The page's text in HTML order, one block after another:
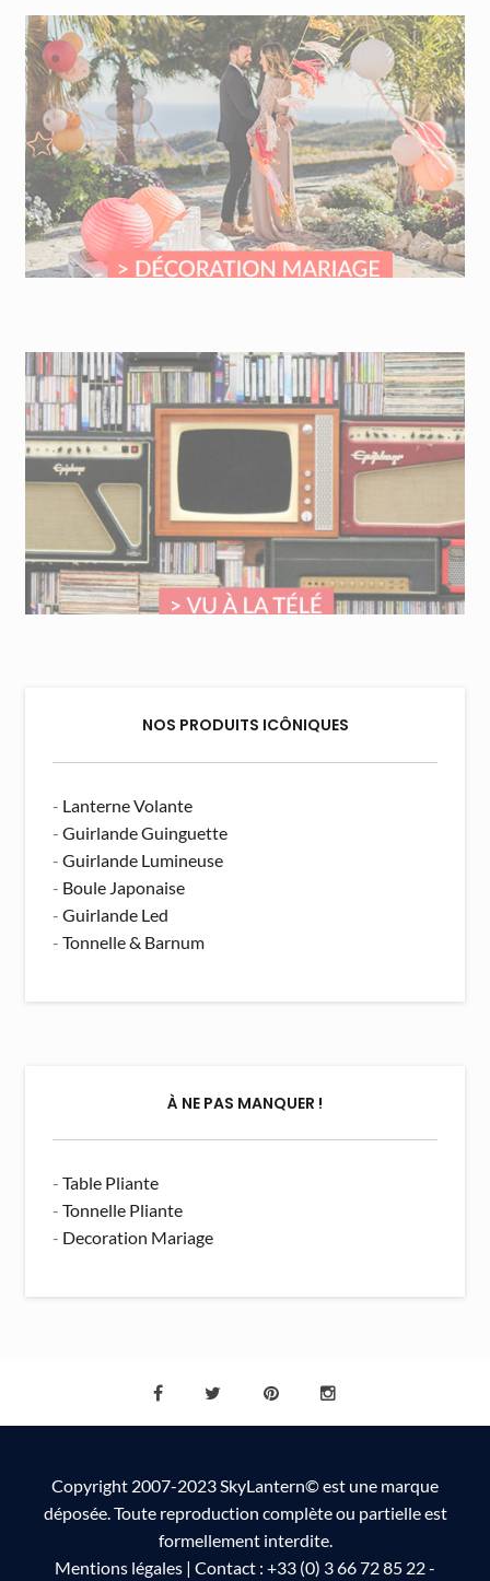
NOS PRODUITS ICÔNIQUES
- Lanterne Volante
-Guirlande Guinguette
-Guirlande Lumineuse
- Boule Japonaise
-Guirlande Led
-Tonnelle & Barnum
À NE PAS MANQUER !
-Table Pliante
-Tonnelle Pliante
- Decoration Mariage
Copyright 2007-2023 SkyLantern© est une marque
déposée. Toute reproduction complète ou partielle est
formellement interdite.
Mentions légales | Contact : +33 (0) 3 66 72 85 22 -